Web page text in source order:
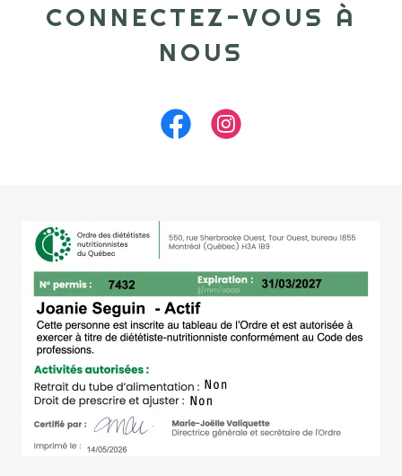
CONNECTEZ-VOUS À
NOUS